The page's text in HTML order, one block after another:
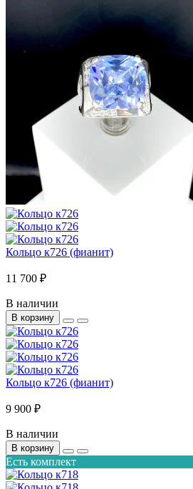
Кольцо к726 (фианит)
11 700 ₽
В наличии
В корзину
Кольцо к726 (фианит)
9 900 ₽
В наличии
В корзину
Есть комплект